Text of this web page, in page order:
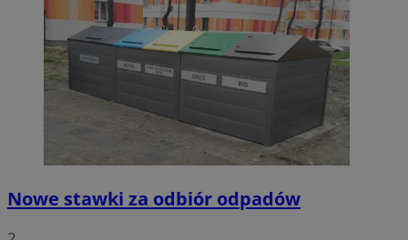
Nowe stawki za odbiór odpadów